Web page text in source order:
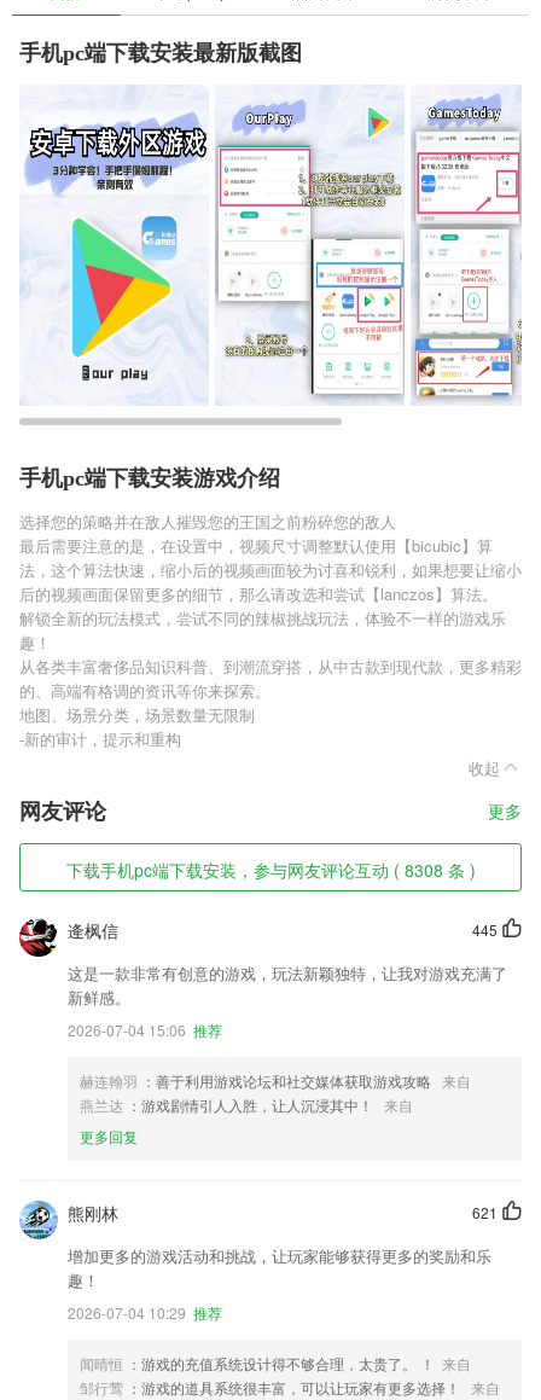
手机pc端下载安装最新版截图
手机pc端下载安装游戏介绍
选择您的策略并在敌人摧毁您的王国之前粉碎您的敌人
最后需要注意的是，在设置中，视频尺寸调整默认使用【bicubic】算
法，这个算法快速，缩小后的视频画面较为讨喜和锐利，如果想要让缩小
后的视频画面保留更多的细节，那么请改选和尝试【lanczos】算法。
解锁全新的玩法模式，尝试不同的辣椒挑战玩法，体验不一样的游戏乐
趣！
从各类丰富奢侈品知识科普、到潮流穿搭，从中古款到现代款，更多精彩
的、高端有格调的资讯等你来探索。
地图、场景分类，场景数量无限制
-新的审计，提示和重构
收起
网友评论 更多
下载手机pc端下载安装，参与网友评论互动 ( 8308 条 )
445
逄枫信
这是一款非常有创意的游戏，玩法新颖独特，让我对游戏充满了
新鲜感。
2026-07-04 15:06 推荐
赫连翰羽 ：善于利用游戏论坛和社交媒体获取游戏攻略 来自
燕兰达 ：游戏剧情引人入胜，让人沉浸其中！
来自
更多回复
621
熊刚林
增加更多的游戏活动和挑战，让玩家能够获得更多的奖励和乐
趣！
2026-07-04 10:29 推荐
闻晴恒 ：游戏的充值系统设计得不够合理，太贵了。 ！
来自
邹行莺 ：游戏的道具系统很丰富，可以让玩家有更多选择！ 来自